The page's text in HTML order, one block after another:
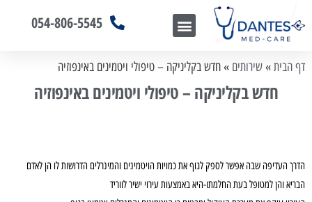
054-806-5545
דף הבית»שירותים »חדש בקליניקה – טיפולי ויטמינים באינפוזיה
חדש בקליניקה – טיפולי ויטמינים באינפוזיה
הדרך העדיפה שבה אפשר לספק לגוף את כמויות הויטמינים והמינרלים הדרושות לו הן לאדם
הבריא והן למטופל בעת החלמתו-היא באמצעות עירוי ישיר לווריד